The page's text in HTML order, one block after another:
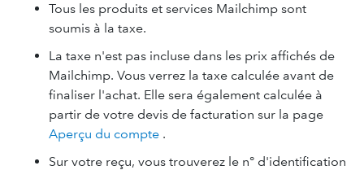
Tous les produits et services Mailchimp sont
soumis à la taxe.
La taxe n'est pas incluse dans les prix affichés de
Mailchimp. Vous verrez la taxe calculée avant de
finaliser l'achat. Elle sera également calculée à
partir de votre devis de facturation sur la page
Aperçu du compte .
Sur votre reçu, vous trouverez le n° d'identification